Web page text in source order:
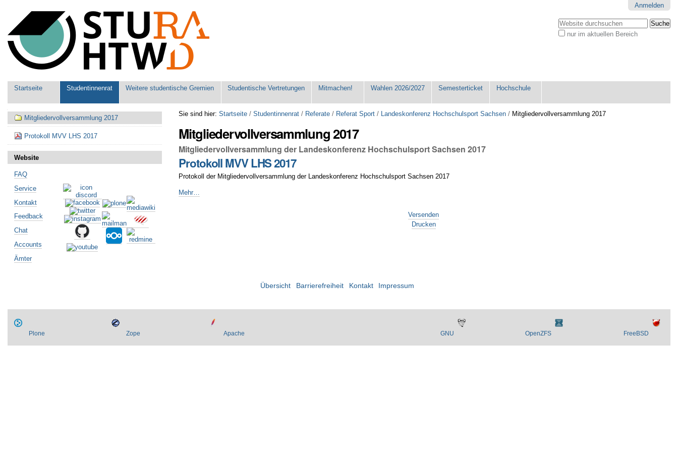
Werkzeuge
Anmelden
Website durchsuchen
nur im aktuellen Bereich
Sektionen
Startseite Studentinnenrat Weitere studentische Gremien Studentische Vertretungen Mitmachen! Wahlen 2026/2027 Semesterticket Hochschule
Sie sind hier: Startseite /Studentinnenrat / Referate / Referat Sport / Landeskonferenz Hochschulsport Sachsen / Mitgliedervollversammlung 2017
Mitgliedervollversammlung 2017
Mitgliedervollversammlung der Landeskonferenz Hochschulsport Sachsen 2017
Protokoll MVV LHS 2017
Protokoll der Mitgliedervollversammlung der Landeskonferenz Hochschulsport Sachsen 2017
Protokoll
Mehr…
Versenden
Drucken
Navigation
Mitgliedervollversammlung 2017
Protokoll MVV LHS 2017
Website
FAQ
Service
Kontakt
Feedback
Chat
Accounts
Ämter
Übersicht Barrierefreiheit Kontakt Impressum
Plone Zope Apache GNU OpenZFS FreeBSD